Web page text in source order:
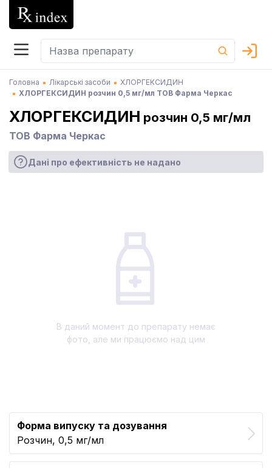
Головна Лікарські засоби
ХЛОРГЕКСИДИН
ХЛОРГЕКСИДИН розчин 0,5 мг/мл ТОВ Фарма Черкас
ХЛОРГЕКСИДИН розчин 0,5 мг/мл
ТОВ Фарма Черкас
Дані про ефективність не надано
В даний момент до препарату немає
фото, але ми працюємо над цим
Форма випуску та дозування
Розчин, 0,5 мг/мл